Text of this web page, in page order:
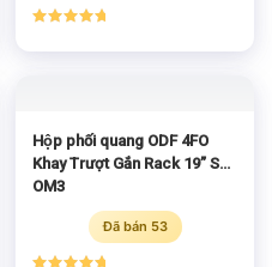
hạng5.00
Hộp phối quang ODF 4FO
Khay Trượt Gắn Rack 19” SC
OM3
Đã bán 53